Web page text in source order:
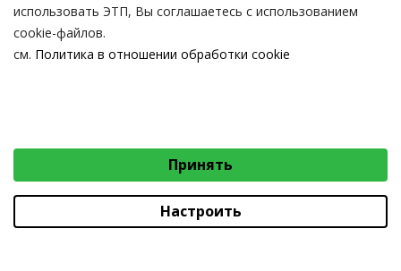
Контакты
Возникли вопросы?
© 2026 Коммунальное консалтинговое унитарное предприятие
«Витебский областной центр маркетинга» - Все права защищены
авторским правом
Коммунальное консалтинговое унитарное предприятие «Витебский областной
использовать ЭТП, Вы соглашаетесь с использованием
cookie-файлов.
см. Политика в отношении обработки cookie
Принять
Настроить